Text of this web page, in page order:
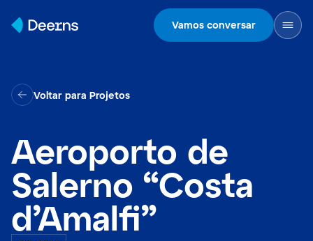
Vamos conversar
Voltar para Projetos
Aeroporto de
Salerno “Costa
d’Amalfi”